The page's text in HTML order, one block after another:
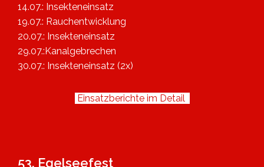
14.07.: Insekteneinsatz
19.07.: Rauchentwicklung
20.07.: Insekteneinsatz
29.07.:Kanalgebrechen
30.07.: Insekteneinsatz (2x)
Einsatzberichte im Detail
53. Egelseefest